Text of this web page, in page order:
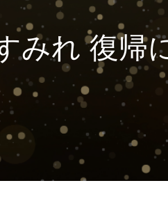
みれ 復帰